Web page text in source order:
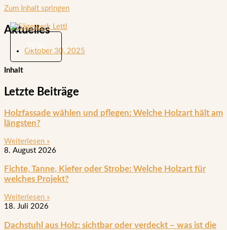
Zum Inhalt springen
Aktuelles
Oktober 30, 2025
Inhalt
Letzte Beiträge
Holzfassade wählen und pflegen: Welche Holzart hält am
längsten?
Weiterlesen »
8. August 2026
Fichte, Tanne, Kiefer oder Strobe: Welche Holzart für
welches Projekt?
Weiterlesen »
18. Juli 2026
Dachstuhl aus Holz: sichtbar oder verdeckt – was ist die